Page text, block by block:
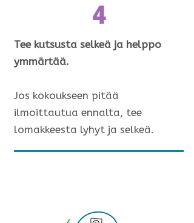
4
Tee kutsusta selkeä ja helppo
ymmärtää.
Jos kokoukseen pitää
ilmoittautua ennalta, tee
lomakkeesta lyhyt ja selkeä.